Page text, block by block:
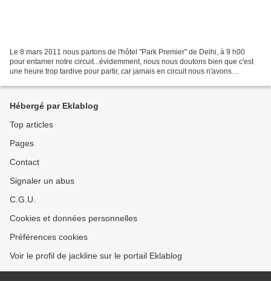
Le 8 mars 2011 nous partons de l'hôtel "Park Premier" de Delhi, à 9 h00
pour entamer notre circuit...évidemment, nous nous doutons bien que c'est
une heure trop tardive pour partir, car jamais en circuit nous n'avons
Hébergé par Eklablog
Top articles
Pages
Contact
Signaler un abus
C.G.U.
Cookies et données personnelles
Préférences cookies
Voir le profil de jackline sur le portail Eklablog